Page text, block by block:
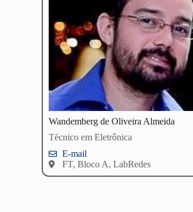
Wandemberg de Oliveira Almeida
Técnico em Eletrônica
E-mail
FT, Bloco A, LabRedes